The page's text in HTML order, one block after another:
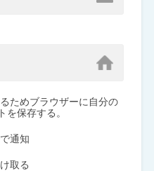
ためブラウザーに自分の
保存する。
通知
取る